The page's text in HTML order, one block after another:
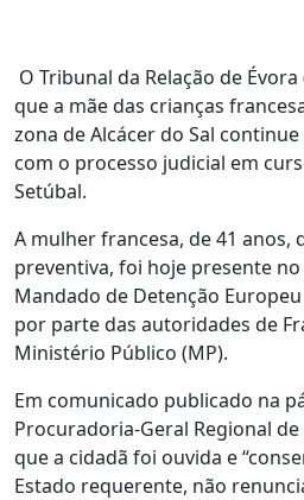
O Tribunal da Relação de
que a mãe das crianças
zona de Alcácer do Sal
com o processo judicial em
Setúbal.
A mulher francesa, de 41 anos,
preventiva, foi hoje presente no
Mandado de Detenção
por parte das autoridades de
Ministério Público (MP).
Em comunicado publicado na
Procuradoria-Geral Regional
que a cidadã foi ouvida e
Estado requerente, não